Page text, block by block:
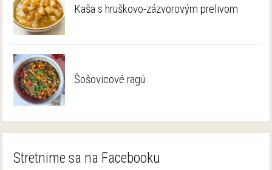
Kaša s hruškovo-zázvorovým prelivom
Šošovicové ragú
Stretnime sa na Facebooku